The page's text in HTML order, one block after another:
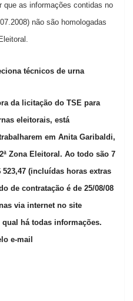
que as informações contidas no
não são homologadas
técnicos de urna
da licitação do TSE para
eleitorais, está
em Anita Garibaldi,
Zona Eleitoral. Ao todo são 7
(incluídas horas extras
de contratação é de 25/08/08
via internet no site
qual há todas informações.
e-mail